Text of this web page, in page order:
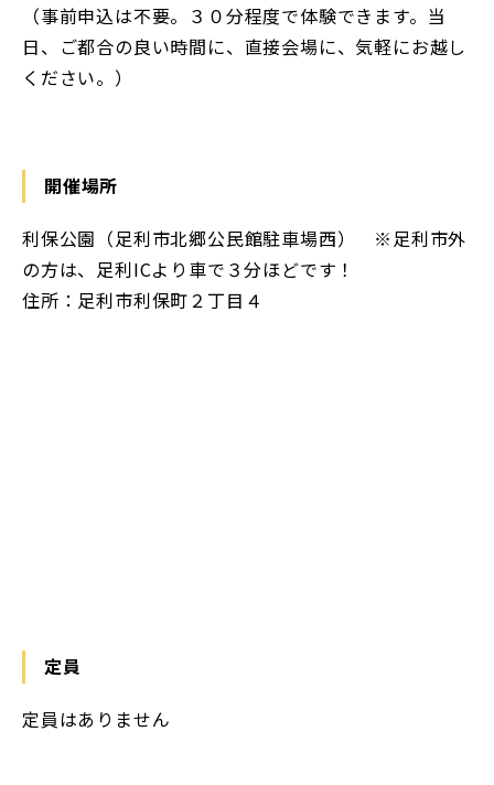
（事前申込は不要。３０分程度で体験できます。当
日、ご都合の良い時間に、直接会場に、気軽にお越し
ください。）
開催場所
利保公園（足利市北郷公民館駐車場西） ※足利市外
の方は、足利ICより車で３分ほどです！
住所：足利市利保町２丁目４
定員
定員はありません